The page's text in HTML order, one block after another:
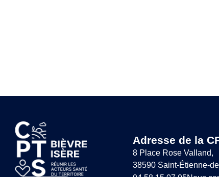
Adresse de la
8 Place Rose Valland,
38590 Saint-Étienne-